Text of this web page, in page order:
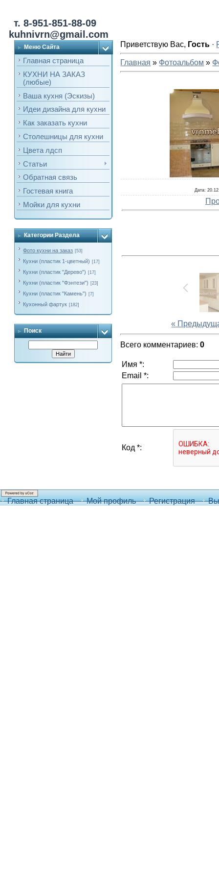
т. 8-951-851-88-09
kuhnivrn@gmail.com
Меню Сайта
Главная страница
КУХНИ НА ЗАКАЗ
(любые)
Ваша кухня (Эскизы)
Идеи дизайна для кухни
Как заказать кухни
Столешницы для кухни
Цвета лдсп
Статьи
Обратная связь
Гостевая книга
Мойки для кухни
Категории Раздела
Фото кухни на заказ [53]
Кухни (пластик 1-цветный) [17]
Кухни (пластик "Дерево") [17]
Кухни (пластик "Фэнтези") [23]
Кухни (пластик "Камень") [7]
Кухонный фартук [182]
Поиск
Приветствую Вас, Гость ·
Главная » Фотоальбом »
Дата:
«
Всего комментариев:0
Имя *:
Email *:
Код *:
Главная страница Мой профиль Регистрация